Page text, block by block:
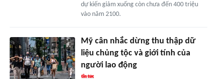
dự kiến giảm xuống còn chưa đến 400 triệu
vào năm 2100.
Mỹ cân nhắc dừng thu thập dữ
liệu chủng tộc và giới tính của
người lao động